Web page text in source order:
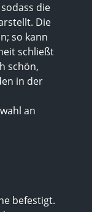
die
Die
so kann
schließt
schön,
in der
an
befestigt.